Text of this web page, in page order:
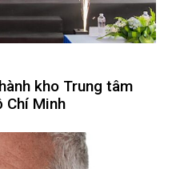
kho Trung tâm
Chí Minh